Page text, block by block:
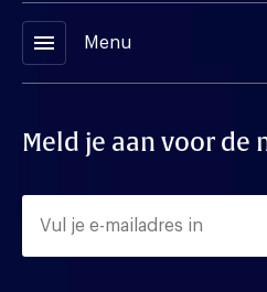
menu Menu
Meld je aan voor de